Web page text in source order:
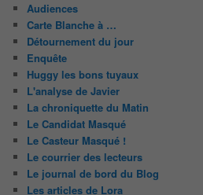
Audiences
Carte Blanche à …
Détournement du jour
Enquête
Huggy les bons tuyaux
L'analyse de Javier
La chroniquette du Matin
Le Candidat Masqué
Le Casteur Masqué !
Le courrier des lecteurs
Le journal de bord du Blog
Les articles de Lora